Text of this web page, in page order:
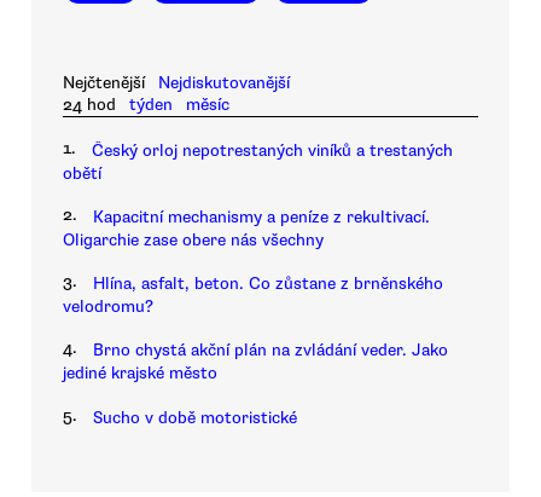
Nejčtenější
Nejdiskutovanější
24 hod
týden měsíc
1.
Český orloj nepotrestaných viníků a trestaných
obětí
2.
Kapacitní mechanismy a peníze z rekultivací.
Oligarchie zase obere nás všechny
3.
Hlína, asfalt, beton. Co zůstane z brněnského
velodromu?
4.
Brno chystá akční plán na zvládání veder. Jako
jediné krajské město
5. Sucho v době motoristické